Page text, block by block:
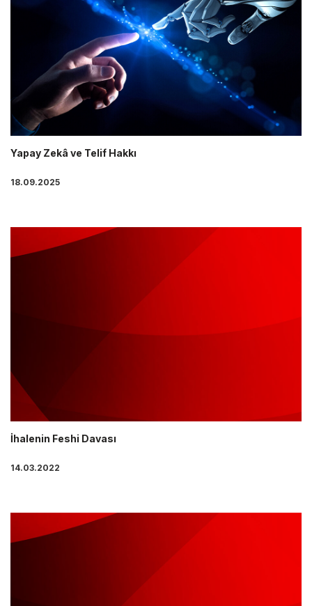
Yapay Zekâ ve Telif Hakkı
18.09.2025
İhalenin Feshi Davası
14.03.2022